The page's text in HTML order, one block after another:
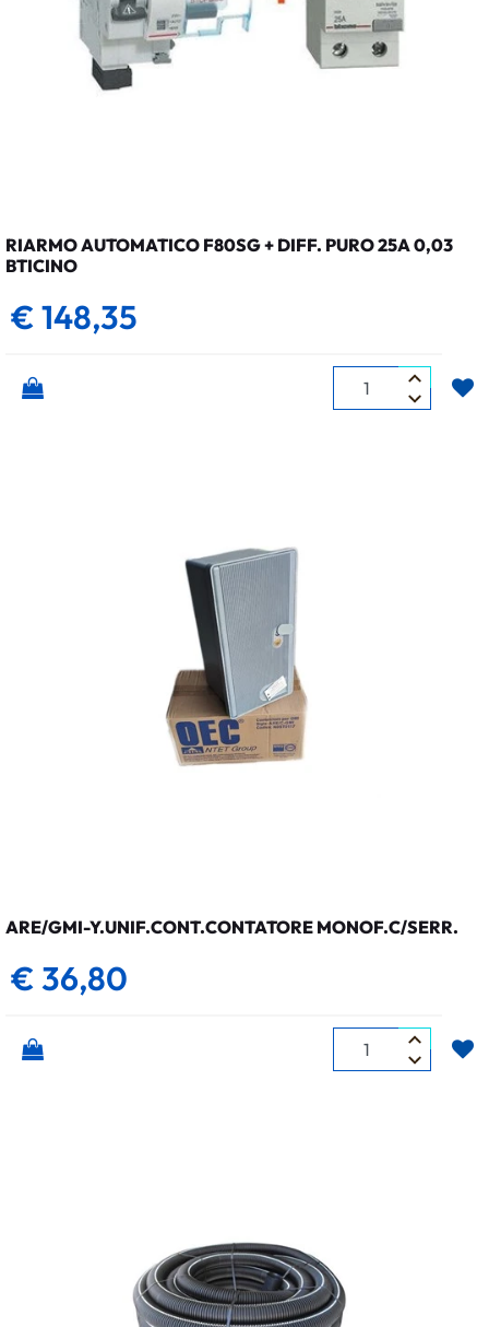
RIARMO AUTOMATICO F80SG + DIFF. PURO 25A 0,03
BTICINO
€ 148,35
Quantità
ARE/GMI-Y.UNIF.CONT.CONTATORE MONOF.C/SERR.
€ 36,80
Quantità